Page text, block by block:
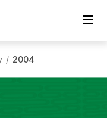
/ 2004